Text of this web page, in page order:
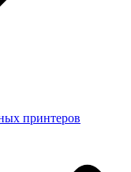
принтеров